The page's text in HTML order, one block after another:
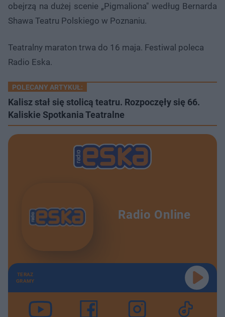
obejrzą na dużej scenie „Pigmaliona" według Bernarda
Shawa Teatru Polskiego w Poznaniu.
Teatralny maraton trwa do 16 maja. Festiwal poleca
Radio Eska.
POLECANY ARTYKUŁ:
Kalisz stał się stolicą teatru. Rozpoczęły się 66.
Kaliskie Spotkania Teatralne
Radio Online
TERAZ
GRAMY